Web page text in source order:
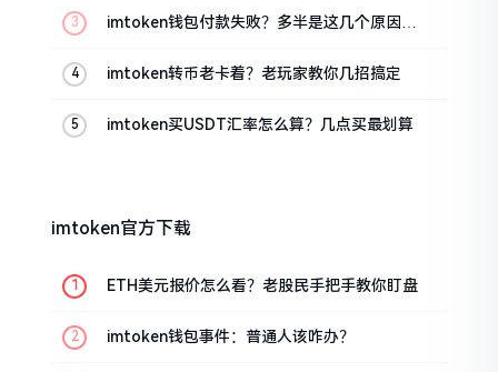
imtoken钱包付款失败？多半是这几个原因闹
imtoken转币老卡着？老玩家教你几招搞定
imtoken买USDT汇率怎么算？几点买最划算
imtoken官方下载
ETH美元报价怎么看？老股民手把手教你盯盘
imtoken钱包事件：普通人该咋办？